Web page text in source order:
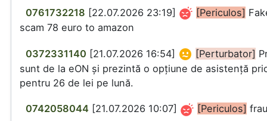
0761732218 [22.07.2026 23:19] [Periculos]
scam 78 euro to amazon
0372331140 [21.07.2026 16:54] [Perturbator]
sunt de la eON și prezintă o opțiune de asistență
pentru 26 de lei pe lună.
0742058044 [21.07.2026 10:07] [Periculos]